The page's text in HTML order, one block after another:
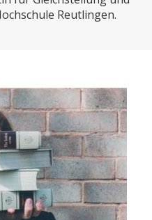
FUTURE
Reutlingen.